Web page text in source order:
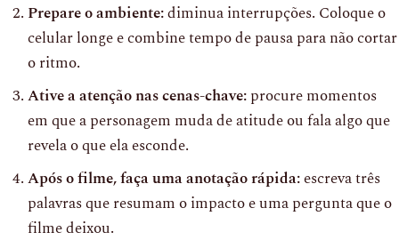
Prepare o ambiente:diminua interrupções. Coloque o
celular longe e combine tempo de pausa para não cortar
o ritmo.
Ative a atenção nas cenas-chave:procure momentos
em que a personagem muda de atitude ou fala algo que
revela o que ela esconde.
Após o filme, faça uma anotação rápida:escreva três
palavras que resumam o impacto e uma pergunta que o
filme deixou.